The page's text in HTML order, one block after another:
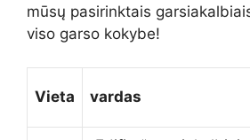
mūsų pasirinktais
viso garso kokybe!
Vieta vardas